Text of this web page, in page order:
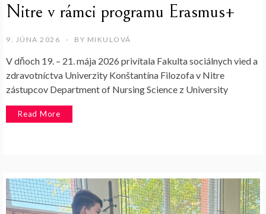
Nitre v rámci programu Erasmus+
9. JÚNA 2026 BY MIKULOVÁ
V dňoch 19. – 21. mája 2026 privítala Fakulta sociálnych vied a
zdravotníctva Univerzity Konštantína Filozofa v Nitre
zástupcov Department of Nursing Science z University
Read More